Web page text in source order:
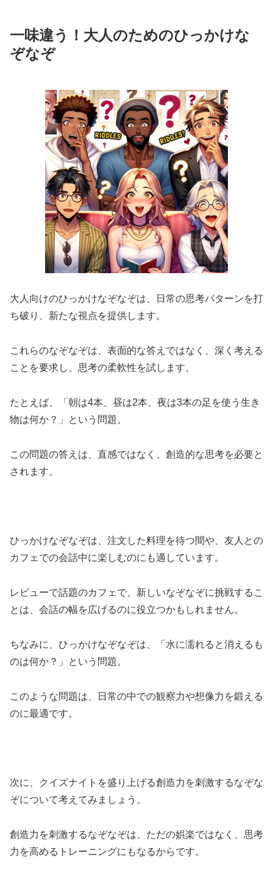
一味違う！大人のためのひっかけな
ぞなぞ
大人向けのひっかけなぞなぞは、日常の思考パターンを打
ち破り、新たな視点を提供します。
これらのなぞなぞは、表面的な答えではなく、深く考える
ことを要求し、思考の柔軟性を試します。
たとえば、「朝は4本、昼は2本、夜は3本の足を使う生き
物は何か？」という問題。
この問題の答えは、直感ではなく、創造的な思考を必要と
されます。
ひっかけなぞなぞは、注文した料理を待つ間や、友人との
カフェでの会話中に楽しむのにも適しています。
レビューで話題のカフェで、新しいなぞなぞに挑戦するこ
とは、会話の幅を広げるのに役立つかもしれません。
ちなみに、ひっかけなぞなぞは、「水に濡れると消えるも
のは何か？」という問題。
このような問題は、日常の中での観察力や想像力を鍛える
のに最適です。
次に、クイズナイトを盛り上げる創造力を刺激するなぞな
ぞについて考えてみましょう。
創造力を刺激するなぞなぞは、ただの娯楽ではなく、思考
力を高めるトレーニングにもなるからです。